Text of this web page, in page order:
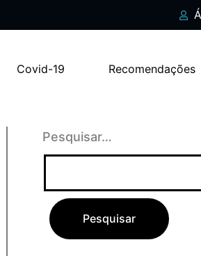
Covid-19 Recomendações
Pesquisar…